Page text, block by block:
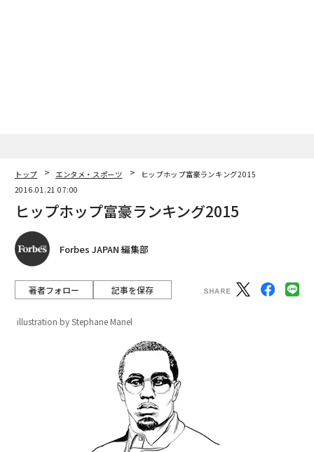
トップ エンタメ・スポーツ
ヒップホップ富豪ランキング2015
2016.01.21 07:00
ヒップホップ富豪ランキング2015
Forbes JAPAN 編集部
著者フォロー 記事を保存
illustration by Stephane Manel